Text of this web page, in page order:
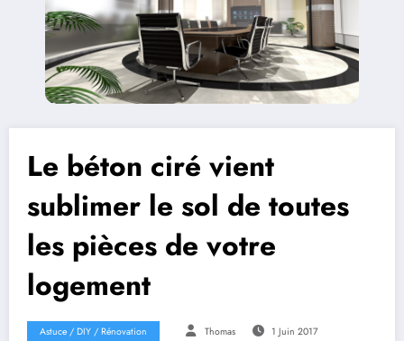
Le béton ciré vient
sublimer le sol de toutes
les pièces de votre
logement
Astuce / DIY / Rénovation Thomas 1 Juin 2017